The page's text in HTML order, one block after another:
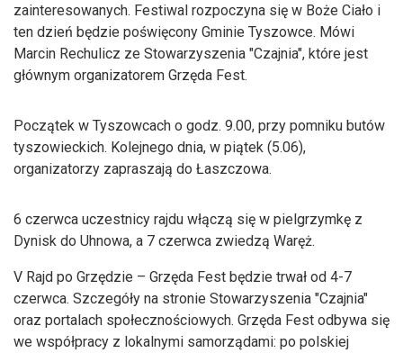
zainteresowanych. Festiwal rozpoczyna się w Boże Ciało i
ten dzień będzie poświęcony Gminie Tyszowce. Mówi
Marcin Rechulicz ze Stowarzyszenia "Czajnia", które jest
głównym organizatorem Grzęda Fest.
Początek w Tyszowcach o godz. 9.00, przy pomniku butów
tyszowieckich. Kolejnego dnia, w piątek (5.06),
organizatorzy zapraszają do Łaszczowa.
6 czerwca uczestnicy rajdu włączą się w pielgrzymkę z
Dynisk do Uhnowa, a 7 czerwca zwiedzą Waręż.
V Rajd po Grzędzie – Grzęda Fest będzie trwał od 4-7
czerwca. Szczegóły na stronie Stowarzyszenia "Czajnia"
oraz portalach społecznościowych. Grzęda Fest odbywa się
we współpracy z lokalnymi samorządami: po polskiej